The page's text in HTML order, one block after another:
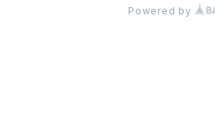
Powered by